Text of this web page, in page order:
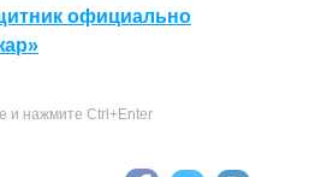
официально
и нажмите Ctrl+Enter